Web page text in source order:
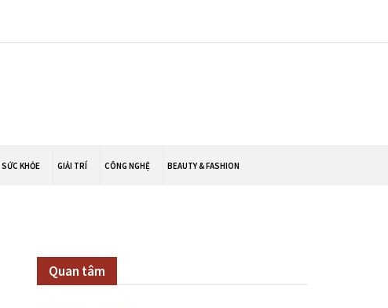
SỨC KHỎE GIẢI TRÍ CÔNG NGHỆ BEAUTY & FASHION
Quan tâm